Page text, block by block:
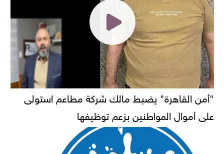
"أمن القاهرة" يضبط مالك شركة مطاعم استولى
على أموال المواطنين بزعم توظيفها